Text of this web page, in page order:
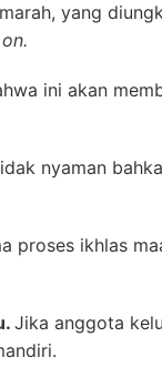
yang
ini akan
nyaman
proses ikhlas
Jika anggota